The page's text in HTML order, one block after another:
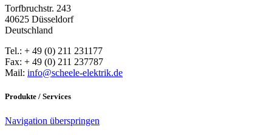
Torfbruchstr. 243
40625 Düsseldorf
Deutschland
Tel.: + 49 (0) 211 231177
Fax: + 49 (0) 211 237787
Mail: info@scheele-elektrik.de
Produkte / Services
Navigation überspringen